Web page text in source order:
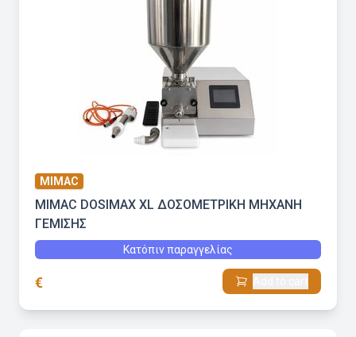
MIMAC
MIMAC DOSIMAX XL ΔΟΣΟΜΕΤΡΙΚΗ ΜΗΧΑΝΗ
ΓΕΜΙΣΗΣ
Κατόπιν παραγγελίας
€